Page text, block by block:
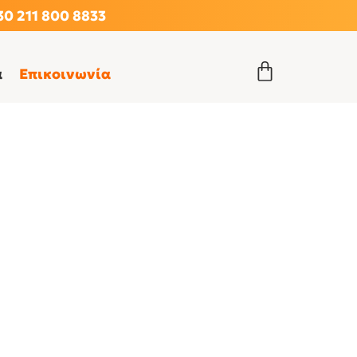
211 800 8833
Επικοινωνία